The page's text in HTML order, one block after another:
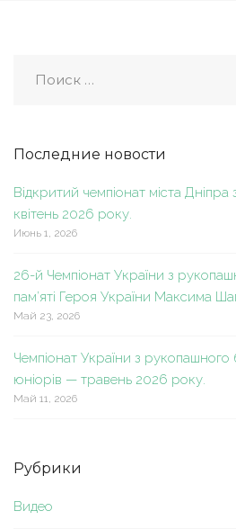
Последние новости
Відкритий чемпіонат міста
квітень 2026 року.
Июнь 1, 2026
26-й Чемпіонат України з
пам’яті Героя України Максима
Май 23, 2026
Чемпіонат України з
юніорів — травень 2026 року.
Май 11, 2026
Рубрики
Видео